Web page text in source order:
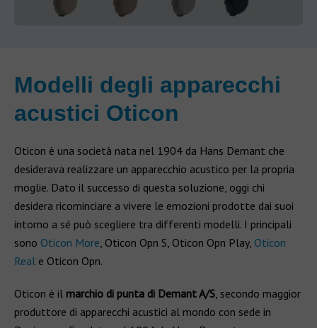
Modelli degli apparecchi
acustici Oticon
Oticon è una società nata nel 1904 da Hans Demant che
desiderava realizzare un apparecchio acustico per la propria
moglie. Dato il successo di questa soluzione, oggi chi
desidera ricominciare a vivere le emozioni prodotte dai suoi
intorno a sé può scegliere tra differenti modelli. I principali
sono Oticon More , Oticon Opn S, Oticon Opn Play, Oticon
Real e Oticon Opn.
Oticon è il marchio di punta di Demant A/S , secondo maggior
produttore di apparecchi acustici al mondo con sede in